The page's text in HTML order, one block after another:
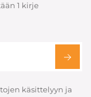
1 kirje
käsittelyyn ja